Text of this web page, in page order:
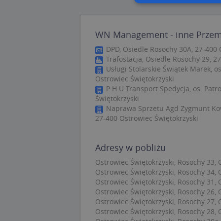
WN Management - inne
DPD, Osiedle Rosochy 30A, 27-
Trafostacja, Osiedle Rosochy 29,
Usługi Stolarskie Świątek Marek,
Ostrowiec Świętokrzyski
P H U Transport Spedycja, os.
Świętokrzyski
Naprawa Sprzetu Agd Zygmunt
27-400 Ostrowiec Świętokrzyski
Adresy w pobliżu
Ostrowiec Świętokrzyski, Rosochy 33,
Ostrowiec Świętokrzyski, Rosochy 34,
Ostrowiec Świętokrzyski, Rosochy 31,
Ostrowiec Świętokrzyski, Rosochy 26,
Ostrowiec Świętokrzyski, Rosochy 27,
Ostrowiec Świętokrzyski, Rosochy 28,
Niezbędne pliki
zarządzanie
Nazwa
APPSESSID
Nazwa
_ga_DEEKR6C5LV
Nazwa
MUID
Nazwa